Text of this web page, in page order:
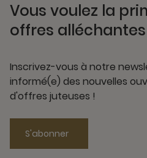
Vous voulez la
offres alléchantes
Inscrivez-vous à notre
informé(e) des nouvelles
d'offres juteuses !
S'abonner